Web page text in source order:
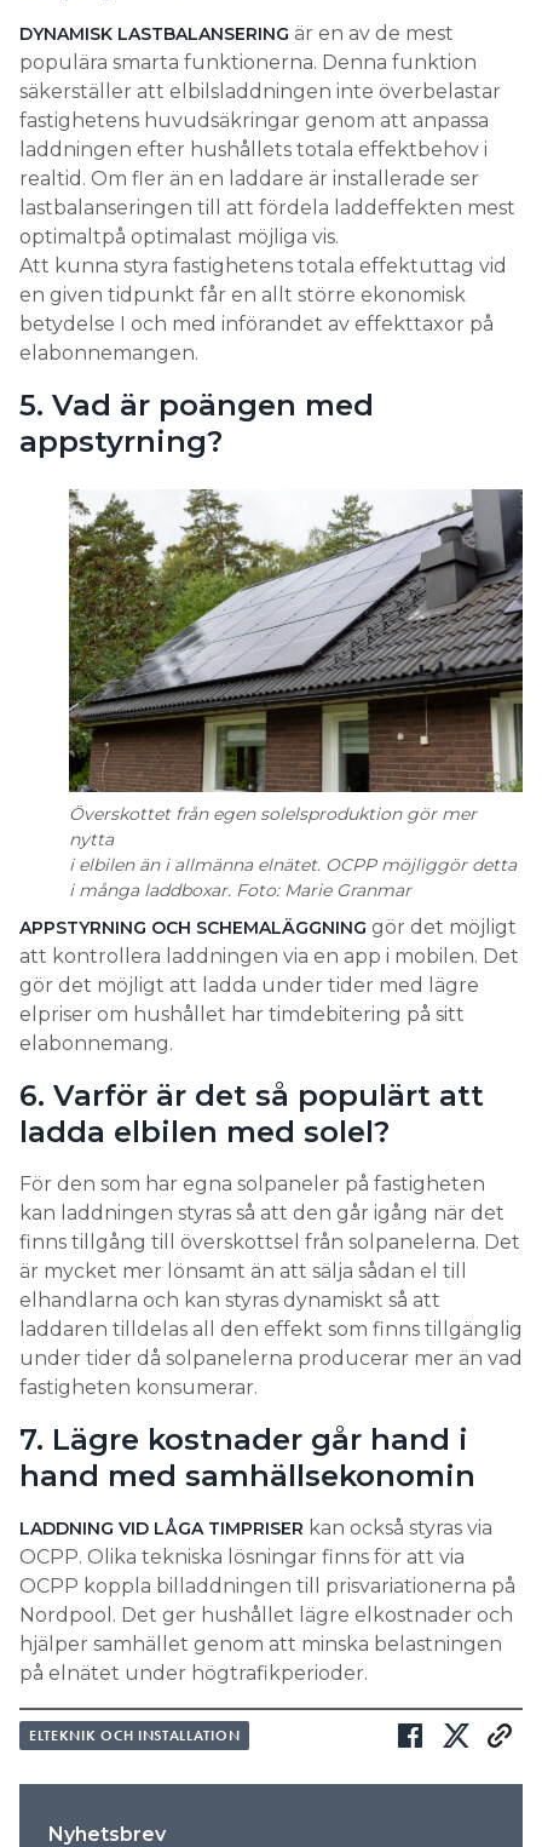
DYNAMISK LASTBALANSERING är en av de mest
populära smarta funktionerna. Denna funktion
säkerställer att elbilsladdningen inte överbelastar
fastighetens huvudsäkringar genom att anpassa
laddningen efter hushållets totala effektbehov i
realtid. Om fler än en laddare är installerade ser
lastbalanseringen till att fördela laddeffekten mest
optimaltpå optimalast möjliga vis.
Att kunna styra fastighetens totala effektuttag vid
en given tidpunkt får en allt större ekonomisk
betydelse I och med införandet av effekttaxor på
elabonnemangen.
5. Vad är poängen med
appstyrning?
Överskottet från egen solelsproduktion gör mer
nytta
i elbilen än i allmänna elnätet. OCPP möjliggör detta
i många laddboxar. Foto: Marie Granmar
APPSTYRNING OCH SCHEMALÄGGNING gör det möjligt
att kontrollera laddningen via en app i mobilen. Det
gör det möjligt att ladda under tider med lägre
elpriser om hushållet har timdebitering på sitt
elabonnemang.
6. Varför är det så populärt att
ladda elbilen med solel?
För den som har egna solpaneler på fastigheten
kan laddningen styras så att den går igång när det
finns tillgång till överskottsel från solpanelerna. Det
är mycket mer lönsamt än att sälja sådan el till
elhandlarna och kan styras dynamiskt så att
laddaren tilldelas all den effekt som finns tillgänglig
under tider då solpanelerna producerar mer än vad
fastigheten konsumerar.
7. Lägre kostnader går hand i
hand med samhällsekonomin
LADDNING VID LÅGA TIMPRISER kan också styras via
OCPP. Olika tekniska lösningar finns för att via
OCPP koppla billaddningen till prisvariationerna på
Nordpool. Det ger hushållet lägre elkostnader och
hjälper samhället genom att minska belastningen
på elnätet under högtrafikperioder.
ELTEKNIK OCH INSTALLATION
Nyhetsbrev